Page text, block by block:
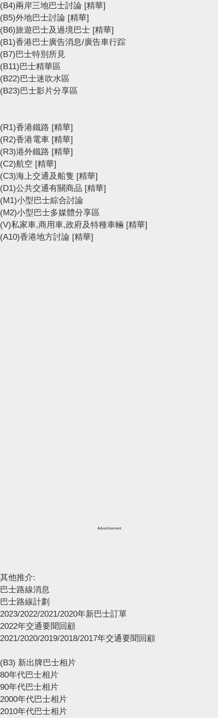
(B4)兩岸三地巴士討論 [精華]
(B5)外地巴士討論 [精華]
(B6)旅遊巴士及過境巴士 [精華]
(B1)香港巴士廣告消息/廣告車行踪
(B7)巴士特別所見
(B11)巴士精華區
(B22)巴士迷吹水區
(B23)巴士影片分享區
(R1)香港鐵路 [精華]
(R2)香港電車 [精華]
(R3)港外鐵路 [精華]
(C2)航空 [精華]
(C3)海上交通及船隻 [精華]
(D1)公共交通有關商品 [精華]
(M1)小型巴士綜合討論
(M2)小型巴士多媒體分享區
(V)私家車,商用車,政府及特種車輛 [精華]
(A10)香港地方討論 [精華]
Advertisement
其他推介:
巴士路線消息
巴士路線計劃
2023/2022/2021/2020年新巴士訂單
2022年交通要聞回顧
2021/2020/2019/2018/2017年交通要聞回顧
(B3) 新出牌巴士相片
80年代巴士相片
90年代巴士相片
2000年代巴士相片
2010年代巴士相片